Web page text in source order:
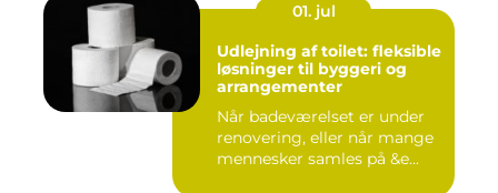
01. jul
Udlejning af toilet: fleksible
løsninger til byggeri og
arrangementer
Når badeværelset er under
renovering, eller når mange
mennesker samles på &e...